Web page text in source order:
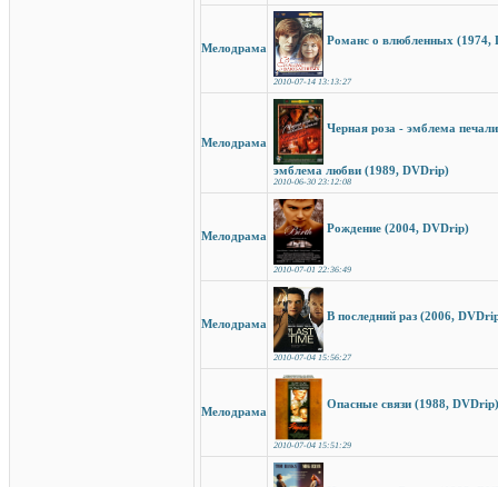
Мелодрама
Романс о влюбленных (1974,
2010-07-14 13:13:27
Мелодрама
Черная роза - эмблема
эмблема любви (1989, DVDrip)
2010-06-30 23:12:08
Мелодрама
Рождение (2004, DVDrip)
2010-07-01 22:36:49
Мелодрама
В последний раз (2006,
2010-07-04 15:56:27
Мелодрама
Опасные связи (1988, DVDrip)
2010-07-04 15:51:29